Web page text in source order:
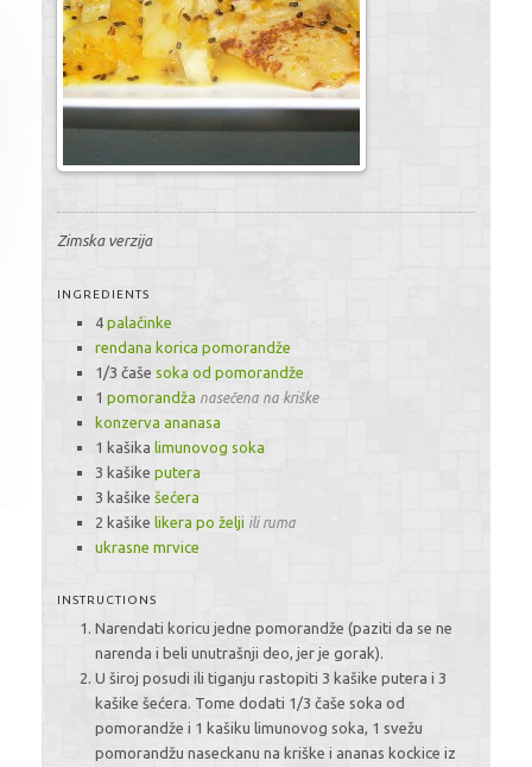
Zimska verzija
INGREDIENTS
4palačinke
rendana korica pomorandže
1/3 čaše soka od pomorandže
1pomorandža nasečena na kriške
konzerva ananasa
1 kašika limunovog soka
3 kašike putera
3 kašike šećera
2 kašike likera po želji ili ruma
ukrasne mrvice
INSTRUCTIONS
Narendati koricu jedne pomorandže (paziti da se ne
narenda i beli unutrašnji deo, jer je gorak).
U široj posudi ili tiganju rastopiti 3 kašike putera i 3
kašike šećera. Tome dodati 1/3 čaše soka od
pomorandže i 1 kašiku limunovog soka, 1 svežu
pomorandžu naseckanu na kriške i ananas kockice iz